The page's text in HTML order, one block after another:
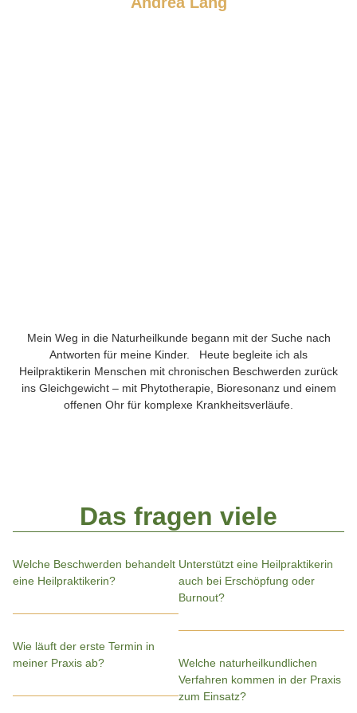
Mein Weg in die Naturheilkunde begann mit der Suche nach
Antworten für meine Kinder. Heute begleite ich als
Heilpraktikerin Menschen mit chronischen Beschwerden zurück
ins Gleichgewicht – mit Phytotherapie, Bioresonanz und einem
offenen Ohr für komplexe Krankheitsverläufe.
Das fragen viele
Welche Beschwerden behandelt
eine Heilpraktikerin?
Wie läuft der erste Termin in
meiner Praxis ab?
Unterstützt eine Heilpraktikerin
auch bei Erschöpfung oder
Burnout?
Welche naturheilkundlichen
Verfahren kommen in der Praxis
zum Einsatz?